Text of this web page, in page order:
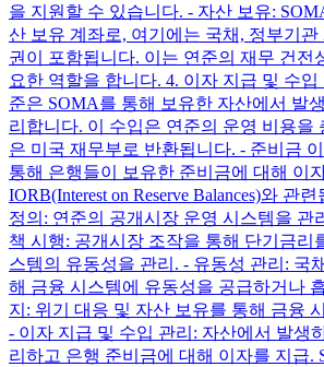
을 지원할 수 있습니다. - 자산 보유:
산 보유 계좌로, 여기에는 국채, 정부기
권이 포함됩니다. 이는 연준의 재무 건전
요한 역할을 합니다. 4. 이자 지급 및 수입
준은 SOMA를 통해 보유한 자산에서 발
리합니다. 이 수입은 연준의 운영 비용을
은 미국 재무부로 반환됩니다. - 준비금
통해 은행들이 보유한 준비금에 대해 이
IORB(Interest on Reserve Balances)와 관
정의: 연준의 공개시장 운영 시스템을 관
책 시행: 공개시장 조작을 통해 단기금리
스템의 유동성을 관리. - 유동성 관리: 국
해 금융 시스템에 유동성을 공급하거나
지: 위기 대응 및 자산 보유를 통해 금융
- 이자 지급 및 수입 관리: 자산에서 발생
리하고 은행 준비금에 대해 이자를 지급.